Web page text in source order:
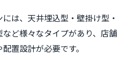
は、天井埋込型・壁掛け型・
ど様々なタイプがあり、店舗
置設計が必要です。